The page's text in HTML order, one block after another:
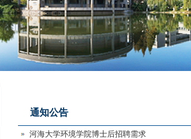
通知公告
河海大学环境学院博士后招聘需求